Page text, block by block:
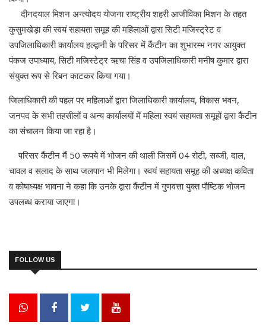
दीनदयाल मिशन अन्त्योदय योजना राष्ट्रीय शहरी आजीविका मिशन के तहत
कुसुमखेड़ा की स्वयं सहायता समूह की महिलाओं द्वारा सिटी मजिस्ट्रेट व
उपजिलाधिकारी कार्यालय हल्द्वानी के परिसर में कैंटीन का शुभारम्भ नगर आयुक्त
पंकज उपाध्याय, सिटी मजिस्टेट्र ऋचा सिंह व उपजिलाधिकारी मनीष कुमार द्वारा
संयुक्त रूप से रिबन काटकर किया गया।
जिलाधिकारी की पहल पर महिलाओं द्वारा जिलाधिकारी कार्यालय, विकास भवन,
जनपद के सभी तहसीलों व अन्य कार्यालयों में महिला स्वयं सहायता समूहों द्वारा कैंटीन
का संचालन किया जा रहा है।
परिसर कैंटीन मैं 50 रूपये में भोजन की थाली जिसमें 04 रोटी, सब्जी, दाल,
चावल व सलाद के साथ जलपान भी मिलेगा। स्वयं सहायता समूह की अध्यक्ष कविता
व कोषाध्यक्ष भावना ने कहा कि उनके द्वारा कैंटीन में गुणवत्ता युक्त पौष्टिक भोजन
उपलब्ध कराया जाएगा।
FOLLOW US